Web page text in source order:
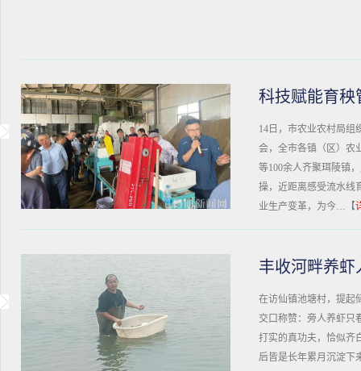
科技赋能育秧
14日，市农业农村局组
会，全市各镇（区）农
等100余人齐聚珥陵镇
操，近距离感受流水线
业生产变革，为今…【
丰收河畔养虾
在访仙镇池塘村，提起
交口称赞：旁人养虾只
打实的真功夫，恰似齐
后皆是长年累月沉淀下